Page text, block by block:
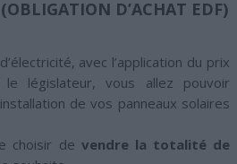
D’ACHAT EDF)
avec l’application du prix
législateur, vous allez pouvoir
de vos panneaux solaires
choisir de vendre la totalité de